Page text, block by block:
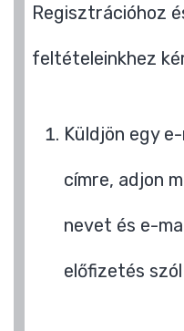
Regisztrációhoz
feltételeinkhez
Küldjön egy
címre, adjon
nevet és e-
előfizetés szól